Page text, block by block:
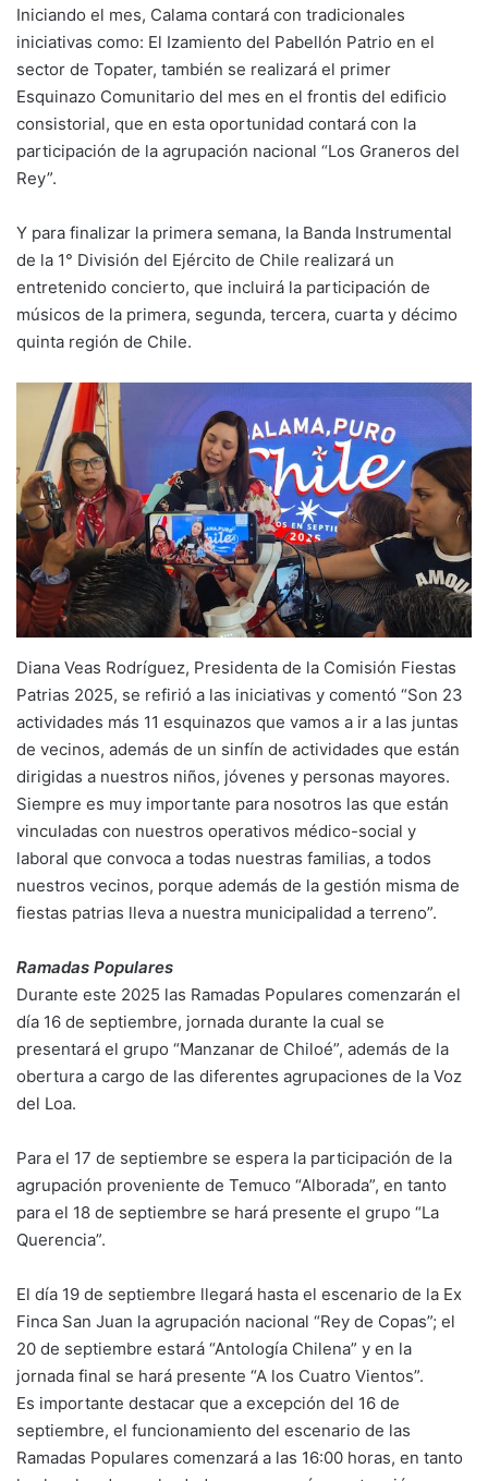
Iniciando el mes, Calama contará con tradicionales
iniciativas como: El Izamiento del Pabellón Patrio en el
sector de Topater, también se realizará el primer
Esquinazo Comunitario del mes en el frontis del edificio
consistorial, que en esta oportunidad contará con la
participación de la agrupación nacional “Los Graneros del
Rey”.
Y para finalizar la primera semana, la Banda Instrumental
de la 1° División del Ejército de Chile realizará un
entretenido concierto, que incluirá la participación de
músicos de la primera, segunda, tercera, cuarta y décimo
quinta región de Chile.
Diana Veas Rodríguez, Presidenta de la Comisión Fiestas
Patrias 2025, se refirió a las iniciativas y comentó “Son 23
actividades más 11 esquinazos que vamos a ir a las juntas
de vecinos, además de un sinfín de actividades que están
dirigidas a nuestros niños, jóvenes y personas mayores.
Siempre es muy importante para nosotros las que están
vinculadas con nuestros operativos médico-social y
laboral que convoca a todas nuestras familias, a todos
nuestros vecinos, porque además de la gestión misma de
fiestas patrias lleva a nuestra municipalidad a terreno”.
Ramadas Populares
Durante este 2025 las Ramadas Populares comenzarán el
día 16 de septiembre, jornada durante la cual se
presentará el grupo “Manzanar de Chiloé”, además de la
obertura a cargo de las diferentes agrupaciones de la Voz
del Loa.
Para el 17 de septiembre se espera la participación de la
agrupación proveniente de Temuco “Alborada”, en tanto
para el 18 de septiembre se hará presente el grupo “La
Querencia”.
El día 19 de septiembre llegará hasta el escenario de la Ex
Finca San Juan la agrupación nacional “Rey de Copas”; el
20 de septiembre estará “Antología Chilena” y en la
jornada final se hará presente “A los Cuatro Vientos”.
Es importante destacar que a excepción del 16 de
septiembre, el funcionamiento del escenario de las
Ramadas Populares comenzará a las 16:00 horas, en tanto